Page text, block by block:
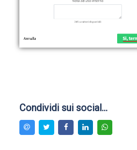
Condividi sui social...